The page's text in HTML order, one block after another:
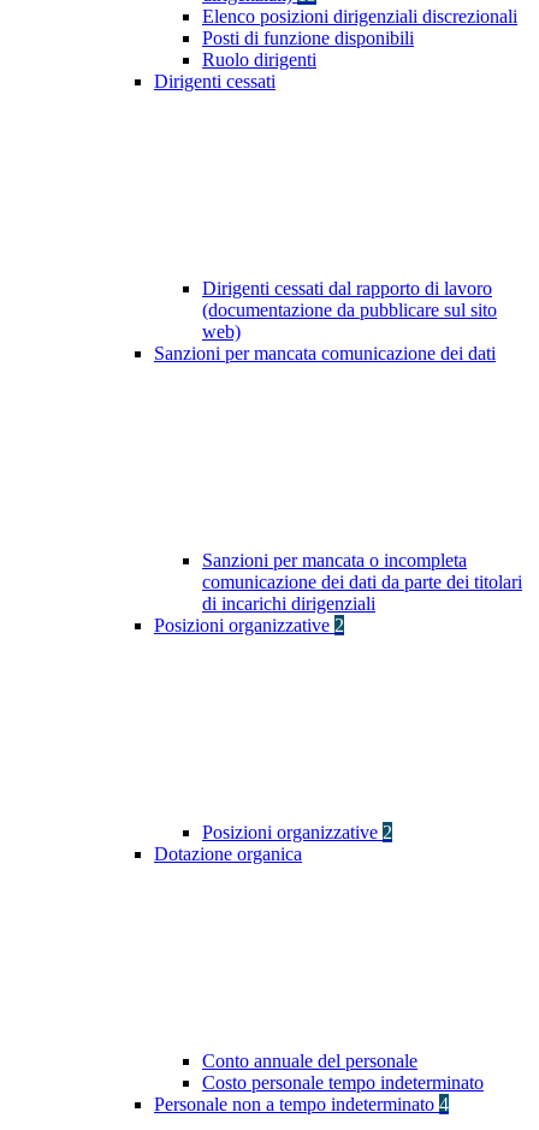
Elenco posizioni dirigenziali discrezionali
Posti di funzione disponibili
Ruolo dirigenti
Dirigenti cessati
Dirigenti cessati dal rapporto di lavoro
(documentazione da pubblicare sul sito
web)
Sanzioni per mancata comunicazione dei dati
Sanzioni per mancata o incompleta
comunicazione dei dati da parte dei titolari
di incarichi dirigenziali
Posizioni organizzative 2
Posizioni organizzative 2
Dotazione organica
Conto annuale del personale
Costo personale tempo indeterminato
Personale non a tempo indeterminato 4